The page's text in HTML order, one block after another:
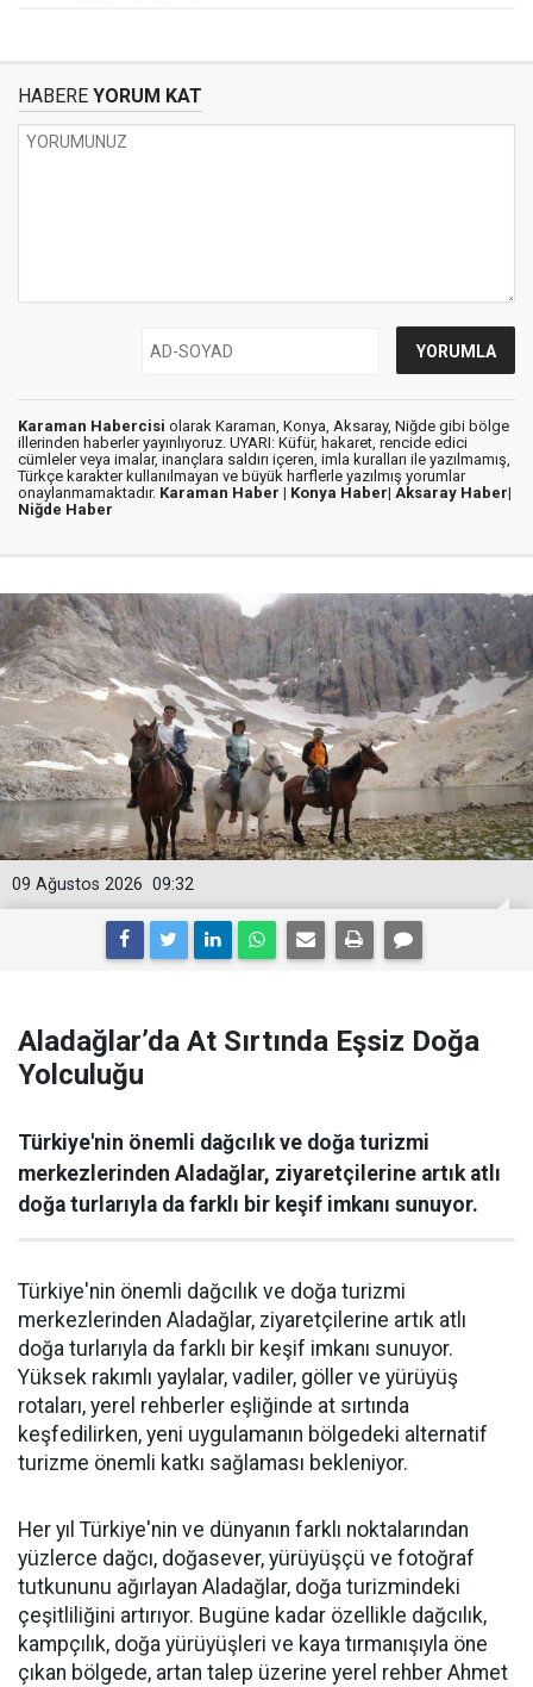
HABERE YORUM KAT
Karaman Habercisi olarak Karaman, Konya, Aksaray, Niğde gibi bölge
illerinden haberler yayınlıyoruz. UYARI: Küfür, hakaret, rencide edici
cümleler veya imalar, inançlara saldırı içeren, imla kuralları ile yazılmamış,
Türkçe karakter kullanılmayan ve büyük harflerle yazılmış yorumlar
onaylanmamaktadır. Karaman Haber | Konya Haber| Aksaray Haber|
Niğde Haber
09:32
09 Ağustos 2026
Aladağlar’da At Sırtında Eşsiz Doğa
Yolculuğu
Türkiye'nin önemli dağcılık ve doğa turizmi
merkezlerinden Aladağlar, ziyaretçilerine artık atlı
doğa turlarıyla da farklı bir keşif imkanı sunuyor.
Türkiye'nin önemli dağcılık ve doğa turizmi
merkezlerinden Aladağlar, ziyaretçilerine artık atlı
doğa turlarıyla da farklı bir keşif imkanı sunuyor.
Yüksek rakımlı yaylalar, vadiler, göller ve yürüyüş
rotaları, yerel rehberler eşliğinde at sırtında
keşfedilirken, yeni uygulamanın bölgedeki alternatif
turizme önemli katkı sağlaması bekleniyor.
Her yıl Türkiye'nin ve dünyanın farklı noktalarından
yüzlerce dağcı, doğasever, yürüyüşçü ve fotoğraf
tutkununu ağırlayan Aladağlar, doğa turizmindeki
çeşitliliğini artırıyor. Bugüne kadar özellikle dağcılık,
kampçılık, doğa yürüyüşleri ve kaya tırmanışıyla öne
çıkan bölgede, artan talep üzerine yerel rehber Ahmet